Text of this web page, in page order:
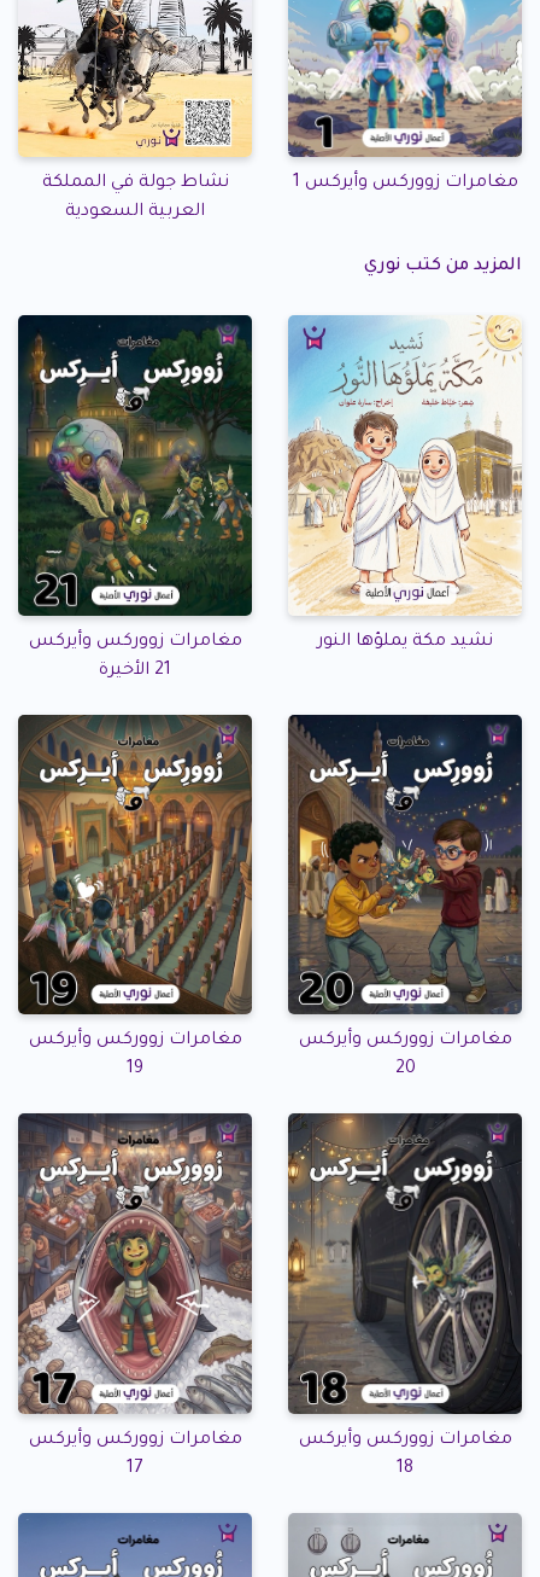
مغامرات زووركس وأيركس 1
نشاط جولة في المملكة
العربية السعودية
المزيد من كتب نوري
نشيد مكة يملؤها النور
مغامرات زووركس وأيركس
21 الأخيرة
مغامرات زووركس وأيركس
20
مغامرات زووركس وأيركس
19
مغامرات زووركس وأيركس
18
مغامرات زووركس وأيركس
17